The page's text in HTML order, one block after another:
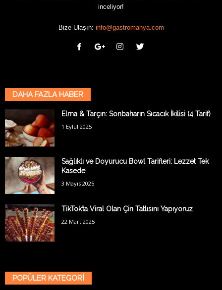
inceliyor!
Bize Ulaşın: info@gastromanya.com
DAHA FAZLA HABER
Elma & Tarçın: Sonbaharın Sıcacık İkilisi (4 Tarif)
1 Eylül 2025
Sağlıklı ve Doyurucu Bowl Tarifleri: Lezzet Tek
Kasede
3 Mayıs 2025
TikTok’ta Viral Olan Çin Tatlısını Yapıyoruz
22 Mart 2025
POPÜLER KATEGORİ